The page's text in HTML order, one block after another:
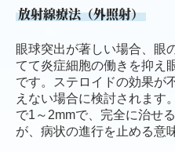
放射線療法（外照射）
眼球突出が著しい場合、眼
てて炎症細胞の働きを抑え
です。ステロイドの効果が
えない場合に検討されます
で1～2mmで、完全に治せ
が、病状の進行を止める意